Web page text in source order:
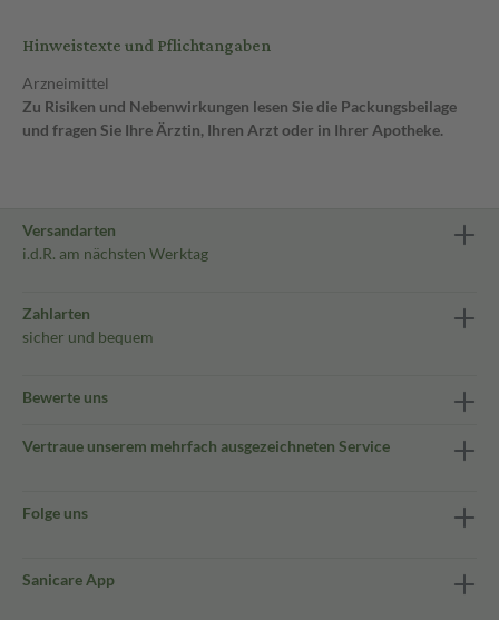
Hinweistexte und Pflichtangaben
Arzneimittel
Zu Risiken und Nebenwirkungen lesen Sie die Packungsbeilage
und fragen Sie Ihre Ärztin, Ihren Arzt oder in Ihrer Apotheke.
Versandarten
i.d.R. am nächsten Werktag
Zahlarten
sicher und bequem
Bewerte uns
Vertraue unserem mehrfach ausgezeichneten Service
Folge uns
Sanicare App